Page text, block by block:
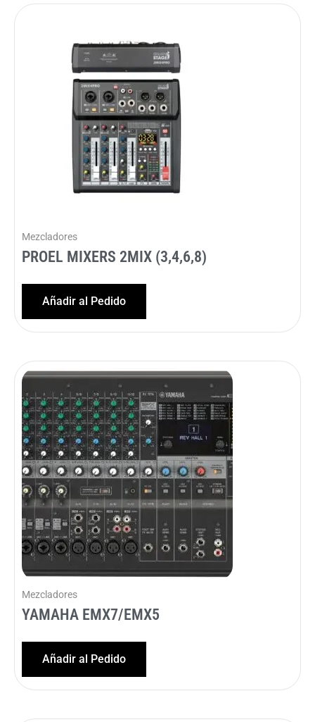
Mezcladores
PROEL MIXERS 2MIX (3,4,6,8)
Añadir al Pedido
Mezcladores
YAMAHA EMX7/EMX5
Añadir al Pedido